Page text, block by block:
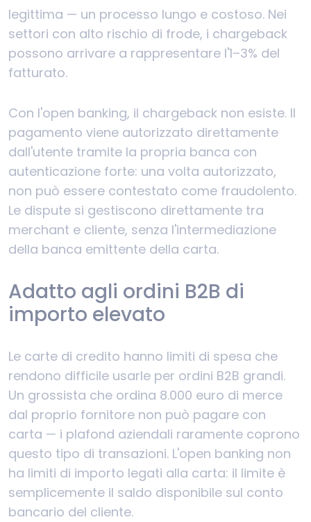
legittima — un processo lungo e costoso. Nei
settori con alto rischio di frode, i chargeback
possono arrivare a rappresentare l'1–3% del
fatturato.
Con l'open banking, il chargeback non esiste. Il
pagamento viene autorizzato direttamente
dall'utente tramite la propria banca con
autenticazione forte: una volta autorizzato,
non può essere contestato come fraudolento.
Le dispute si gestiscono direttamente tra
merchant e cliente, senza l'intermediazione
della banca emittente della carta.
Adatto agli ordini B2B di
importo elevato
Le carte di credito hanno limiti di spesa che
rendono difficile usarle per ordini B2B grandi.
Un grossista che ordina 8.000 euro di merce
dal proprio fornitore non può pagare con
carta — i plafond aziendali raramente coprono
questo tipo di transazioni. L'open banking non
ha limiti di importo legati alla carta: il limite è
semplicemente il saldo disponibile sul conto
bancario del cliente.